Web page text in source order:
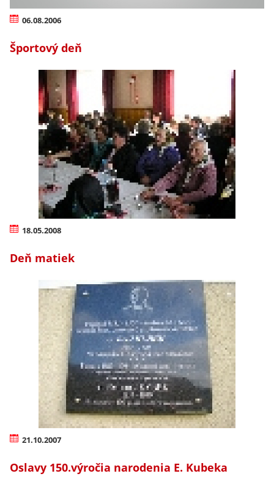
06.08.2006
Športový deň
18.05.2008
Deň matiek
21.10.2007
Oslavy 150.výročia narodenia E. Kubeka